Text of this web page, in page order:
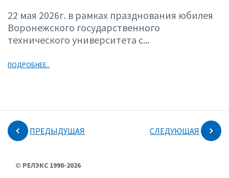
22 мая 2026г. в рамках празднования юбилея
Воронежского государственного
технического университета с...
ПОДРОБНЕЕ..
ПРЕДЫДУЩАЯ СЛЕДУЮЩАЯ
© РЕЛЭКС 1990-2026